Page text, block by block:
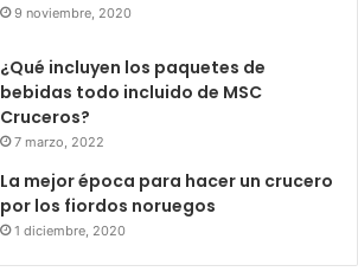
9 noviembre, 2020
¿Qué incluyen los paquetes de
bebidas todo incluido de MSC
Cruceros?
7 marzo, 2022
La mejor época para hacer un crucero
por los fiordos noruegos
1 diciembre, 2020